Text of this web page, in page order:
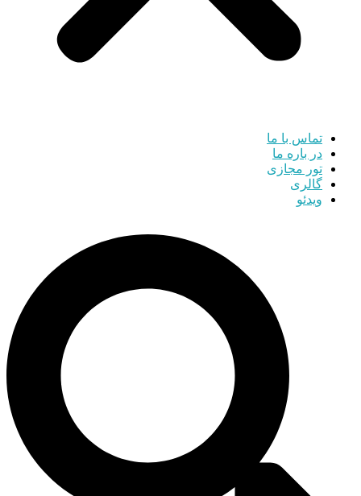
تماس با ما
در باره ما
تور مجازی
گالری
ویدئو